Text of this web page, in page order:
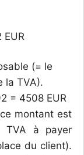
EUR
(= le
la TVA).
= 4508 EUR
montant est
TVA à payer
du client).